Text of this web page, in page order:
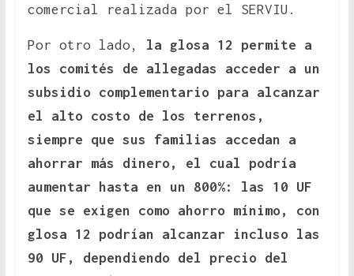
comercial realizada por el SERVIU.
Por otro lado, la glosa 12 permite a
los comités de allegadas acceder a un
subsidio complementario para alcanzar
el alto costo de los terrenos,
siempre que sus familias accedan a
ahorrar más dinero, el cual podría
aumentar hasta en un 800%: las 10 UF
que se exigen como ahorro mínimo, con
glosa 12 podrían alcanzar incluso las
90 UF, dependiendo del precio del